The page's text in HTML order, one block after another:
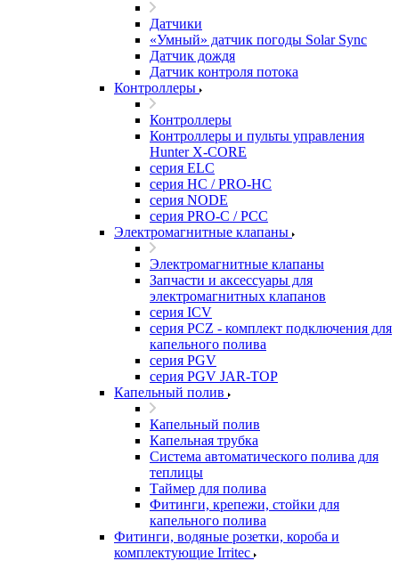
Датчики
«Умный» датчик погоды Solar Sync
Датчик дождя
Датчик контроля потока
Контроллеры
Контроллеры
Контроллеры и пульты управления
Hunter X-CORE
серия ELC
серия HC / PRO-HC
серия NODE
серия PRO-C / PCC
Электромагнитные клапаны
Электромагнитные клапаны
Запчасти и аксессуары для
электромагнитных клапанов
серия ICV
серия PCZ - комплект подключения для
капельного полива
серия PGV
серия PGV JAR-TOP
Капельный полив
Капельный полив
Капельная трубка
Система автоматического полива для
теплицы
Таймер для полива
Фитинги, крепежи, стойки для
капельного полива
Фитинги, водяные розетки, короба и
комплектующие Irritec